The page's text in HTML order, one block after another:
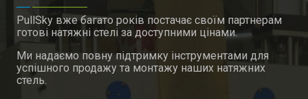
PullSky вже багато років постачає своїм партнерам
готові натяжні стелі за доступними цінами.
Ми надаємо повну підтримку інструментами для
успішного продажу та монтажу наших натяжних
стель.